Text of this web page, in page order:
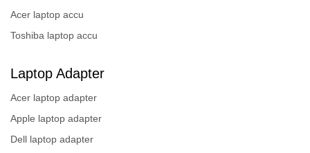
Acer laptop accu
Toshiba laptop accu
Laptop Adapter
Acer laptop adapter
Apple laptop adapter
Dell laptop adapter